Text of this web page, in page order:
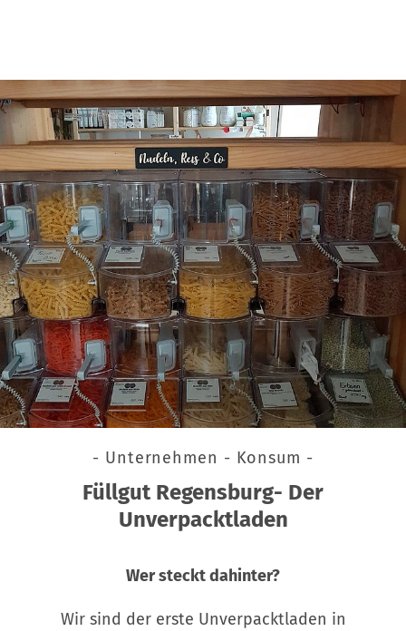
- Unternehmen - Konsum -
Füllgut Regensburg- Der
Unverpacktladen
Wer steckt dahinter?
Wir sind der erste Unverpacktladen in